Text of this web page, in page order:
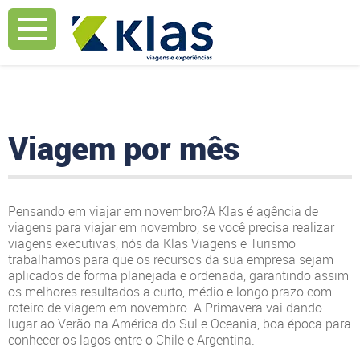
Mostrar Aviso
Viagem por mês
Pensando em viajar em novembro?A Klas é agência de
viagens para viajar em novembro, se você precisa realizar
viagens executivas, nós da Klas Viagens e Turismo
trabalhamos para que os recursos da sua empresa sejam
aplicados de forma planejada e ordenada, garantindo assim
os melhores resultados a curto, médio e longo prazo com
roteiro de viagem em novembro. A Primavera vai dando
lugar ao Verão na América do Sul e Oceania, boa época para
conhecer os lagos entre o Chile e Argentina.